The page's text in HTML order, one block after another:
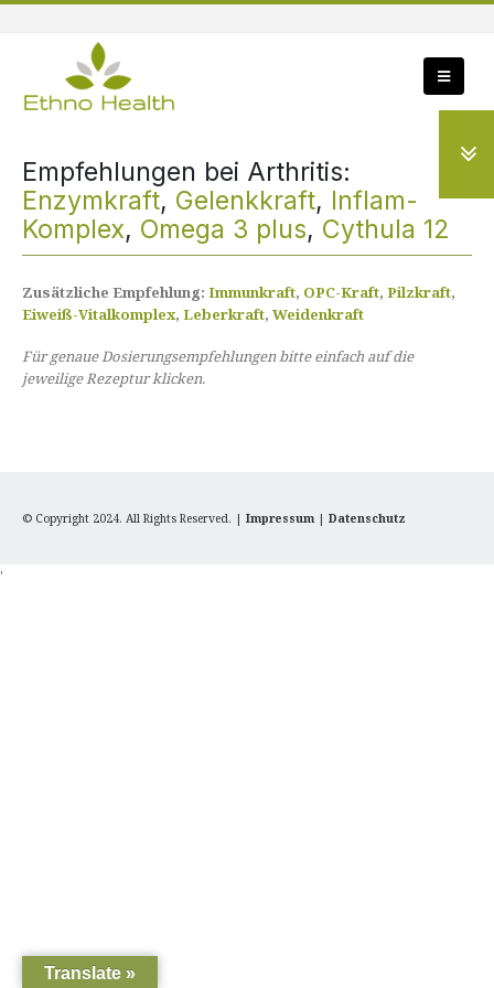
Empfehlungen bei Arthritis:
Enzymkraft, Gelenkkraft, Inflam-
Komplex, Omega 3 plus, Cythula 12
Zusätzliche Empfehlung: Immunkraft, OPC-Kraft, Pilzkraft,
Eiweiß-Vitalkomplex, Leberkraft, Weidenkraft
Für genaue Dosierungsempfehlungen bitte einfach auf die
jeweilige Rezeptur klicken.
© Copyright 2024. All Rights Reserved. | Impressum | Datenschutz
'
Translate »